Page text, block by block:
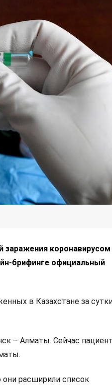
заражения
брифинге официальный
в Казахстане за
– Алматы. Сейчас
они расширили список